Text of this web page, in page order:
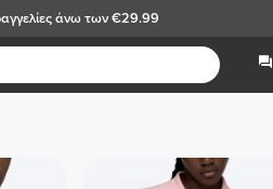
άνω των €29.99